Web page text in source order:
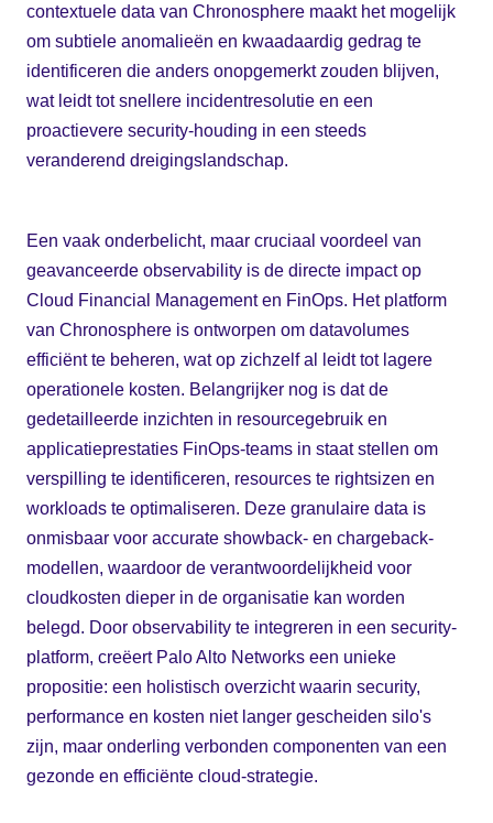
contextuele data van Chronosphere maakt het mogelijk
om subtiele anomalieën en kwaadaardig gedrag te
identificeren die anders onopgemerkt zouden blijven,
wat leidt tot snellere incidentresolutie en een
proactievere security-houding in een steeds
veranderend dreigingslandschap.
Een vaak onderbelicht, maar cruciaal voordeel van
geavanceerde observability is de directe impact op
Cloud Financial Management en FinOps. Het platform
van Chronosphere is ontworpen om datavolumes
efficiënt te beheren, wat op zichzelf al leidt tot lagere
operationele kosten. Belangrijker nog is dat de
gedetailleerde inzichten in resourcegebruik en
applicatieprestaties FinOps-teams in staat stellen om
verspilling te identificeren, resources te rightsizen en
workloads te optimaliseren. Deze granulaire data is
onmisbaar voor accurate showback- en chargeback-
modellen, waardoor de verantwoordelijkheid voor
cloudkosten dieper in de organisatie kan worden
belegd. Door observability te integreren in een security-
platform, creëert Palo Alto Networks een unieke
propositie: een holistisch overzicht waarin security,
performance en kosten niet langer gescheiden silo's
zijn, maar onderling verbonden componenten van een
gezonde en efficiënte cloud-strategie.